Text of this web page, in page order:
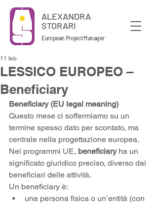
ALEXANDRA
STORARI
European Project Manager
LESSICO EUROPEO –
Beneficiary
11 feb
Beneficiary (EU legal meaning)
Questo mese ci soffermiamo su un
termine spesso dato per scontato, ma
centrale nella progettazione europea.
Nei programmi UE, beneficiary ha un
significato giuridico preciso, diverso dai
beneficiari delle attività.
Un beneficiary è:
una persona fisica o un’entità (con